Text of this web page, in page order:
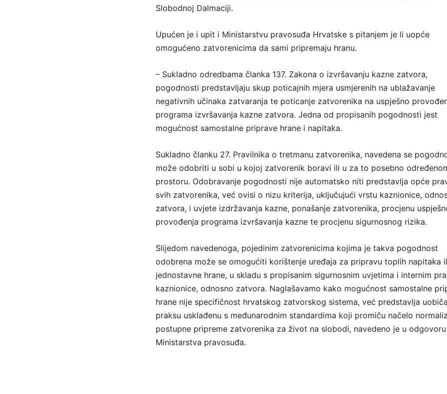
Slobodnoj Dalmaciji.
Upućen je i upit i Ministarstvu pravosuđa Hrvatske s pitanjem je li uopće
omogućeno zatvorenicima da sami pripremaju hranu.
– Sukladno odredbama članka 137. Zakona o izvršavanju kazne zatvora,
pogodnosti predstavljaju skup poticajnih mjera usmjerenih na ublažavanje
negativnih učinaka zatvaranja te poticanje zatvorenika na uspješno
programa izvršavanja kazne zatvora. Jedna od propisanih pogodnosti jest
mogućnost samostalne priprave hrane i napitaka.
Sukladno članku 27. Pravilnika o tretmanu zatvorenika, navedena se
može odobriti u sobi u kojoj zatvorenik boravi ili u za to posebno
prostoru. Odobravanje pogodnosti nije automatsko niti predstavlja opće
svih zatvorenika, već ovisi o nizu kriterija, uključujući vrstu kaznionice,
zatvora, i uvjete izdržavanja kazne, ponašanje zatvorenika, procjenu
provođenja programa izvršavanja kazne te procjenu sigurnosnog rizika.
Slijedom navedenoga, pojedinim zatvorenicima kojima je takva pogodnost
odobrena može se omogućiti korištenje uređaja za pripravu toplih napitaka
jednostavne hrane, u skladu s propisanim sigurnosnim uvjetima i internim
kaznionice, odnosno zatvora. Naglašavamo kako mogućnost samostalne
hrane nije specifičnost hrvatskog zatvorskog sistema, već predstavlja
praksu usklađenu s međunarodnim standardima koji promiču načelo
postupne pripreme zatvorenika za život na slobodi, navedeno je u odgovoru
Ministarstva pravosuđa.